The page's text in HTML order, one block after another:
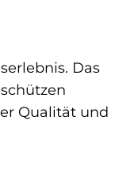
Das
Qualität und